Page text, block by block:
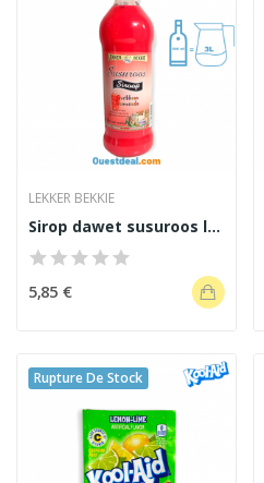
LEKKER BEKKIE
Sirop dawet susuroos lekker bekkie 500 ml
5,85 €
Rupture De Stock